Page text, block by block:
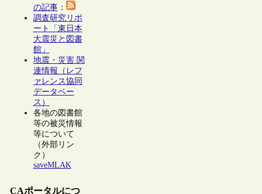
の記事：
調査研究リポ
ート「東日本
大震災と図書
館」
地震・災害 関
連情報（レフ
ァレンス協同
データベー
ス）
各地の図書館
等の被災情報
等について
（外部リン
ク）
saveMLAK
CAポータルにつ